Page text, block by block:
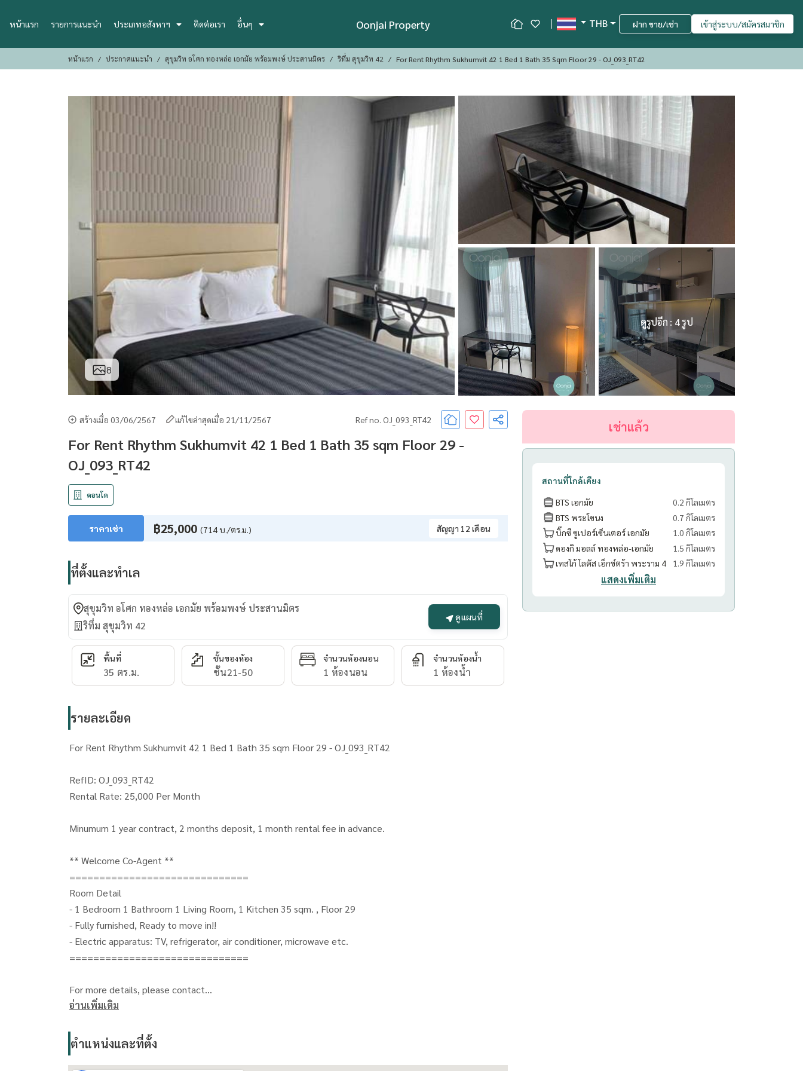
หน้าแรก รายการแนะนำ ประเภทอสังหาฯ ติดต่อเรา อื่นๆ Oonjai Property THB ฝาก ขาย/เช่า เข้าสู่ระบบ/สมัครสมาชิก
หน้าแรก ประกาศแนะนำ สุขุมวิท อโศก ทองหล่อ เอกมัย พร้อมพงษ์ ประสานมิตร ริทึ่ม สุขุมวิท 42 For Rent Rhythm Sukhumvit 42 1 Bed 1 Bath 35 Sqm Floor 29 - OJ_093_RT42
8
ดูรูปอีก : 4 รูป
สร้างเมื่อ 03/06/2567 แก้ไขล่าสุดเมื่อ 21/11/2567 Ref no. OJ_093_RT42
For Rent Rhythm Sukhumvit 42 1 Bed 1 Bath 35 sqm Floor 29 -
OJ_093_RT42
คอนโด
ราคาเช่า ฿25,000 (714 บ./ตร.ม.) สัญญา 12 เดือน
ที่ตั้งและทำเล
สุขุมวิท อโศก ทองหล่อ เอกมัย พร้อมพงษ์ ประสานมิตร
ริทึ่ม สุขุมวิท 42
ดูแผนที่
พื้นที่
35 ตร.ม.
ชั้นของห้อง
ชั้น21-50
จำนวนห้องนอน
1 ห้องนอน
จำนวนห้องน้ำ
1 ห้องน้ำ
รายละเอียด
For Rent Rhythm Sukhumvit 42 1 Bed 1 Bath 35 sqm Floor 29 - OJ_093_RT42
RefID: OJ_093_RT42
Rental Rate: 25,000 Per Month
Minumum 1 year contract, 2 months deposit, 1 month rental fee in advance.
** Welcome Co-Agent **
==============================
Room Detail
- 1 Bedroom 1 Bathroom 1 Living Room, 1 Kitchen 35 sqm. , Floor 29
- Fully furnished, Ready to move in!!
- Electric apparatus: TV, refrigerator, air conditioner, microwave etc.
==============================
For more details, please contact
Oonjai Property - Khun Gib
LINE: oonjai-property
==============================
อ่านเพิ่มเติม
ตำแหน่งและที่ตั้ง
เช่าแล้ว
สถานที่ใกล้เคียง
BTS เอกมัย
0.2 กิโลเมตร
BTS พระโขนง
0.7 กิโลเมตร
บิ๊กซี ซูเปอร์เซ็นเตอร์ เอกมัย
1.0 กิโลเมตร
ดองกิ มอลล์ ทองหล่อ-เอกมัย
1.5 กิโลเมตร
เทสโก้ โลตัส เอ็กซ์ตร้า พระราม 4
1.9 กิโลเมตร
แสดงเพิ่มเติม